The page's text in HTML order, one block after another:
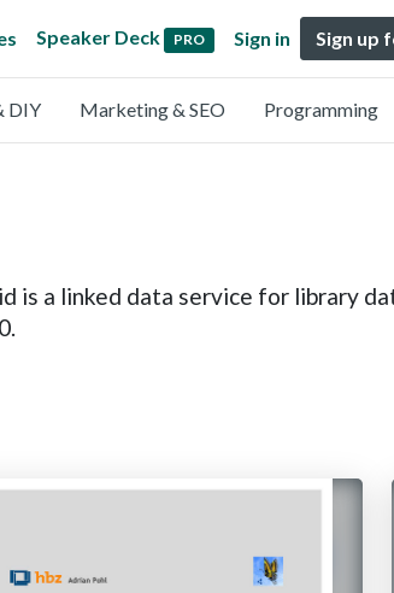
Speaker Deck PRO Sign in Sign up
DIY Marketing & SEO Programming
is a linked data service for library